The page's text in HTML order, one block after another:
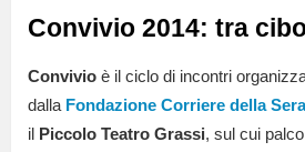
Convivio 2014: tra
Convivio è il ciclo di incontri
dalla Fondazione Corriere della Sera
il Piccolo Teatro Grassi, sul cui